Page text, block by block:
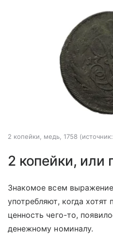
2 копейки, медь, 1758 источник:
2 копейки, или
Знакомое всем
употребляют, когда хотят
ценность чего-то,
денежному номиналу.